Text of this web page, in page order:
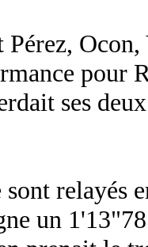
Pérez,
pour
ses
relayés
un